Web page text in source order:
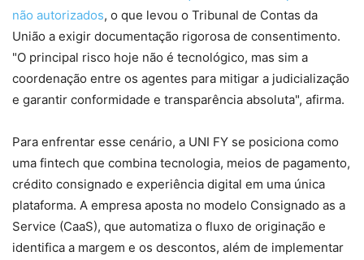
não autorizados, o que levou o Tribunal de Contas da
União a exigir documentação rigorosa de consentimento.
"O principal risco hoje não é tecnológico, mas sim a
coordenação entre os agentes para mitigar a judicialização
e garantir conformidade e transparência absoluta", afirma.
Para enfrentar esse cenário, a UNI FY se posiciona como
uma fintech que combina tecnologia, meios de pagamento,
crédito consignado e experiência digital em uma única
plataforma. A empresa aposta no modelo Consignado as a
Service (CaaS), que automatiza o fluxo de originação e
identifica a margem e os descontos, além de implementar